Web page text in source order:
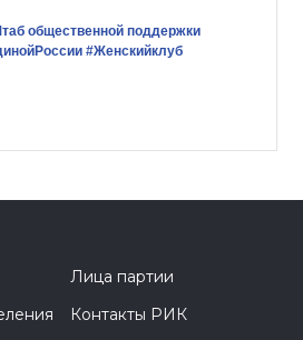
общественной поддержки
#Женскийклуб
Лица партии
Контакты РИК